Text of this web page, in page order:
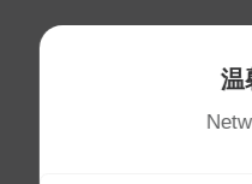
温